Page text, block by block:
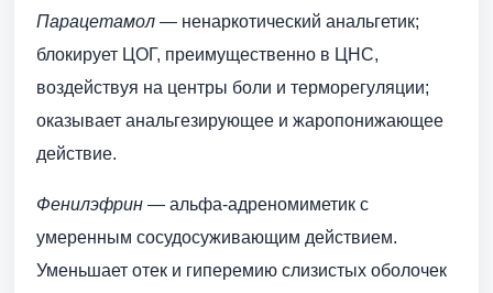
Парацетамол — ненаркотический анальгетик;
блокирует ЦОГ, преимущественно в ЦНС,
воздействуя на центры боли и терморегуляции;
оказывает анальгезирующее и жаропонижающее
действие.
Фенилэфрин — альфа-адреномиметик с
умеренным сосудосуживающим действием.
Уменьшает отек и гиперемию слизистых оболочек